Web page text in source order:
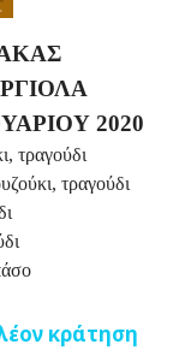
2020
τραγούδι
τραγούδι
κράτηση